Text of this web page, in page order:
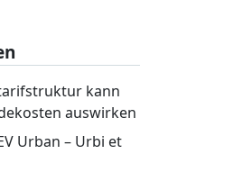
kann
auswirken
Urban – Urbi et